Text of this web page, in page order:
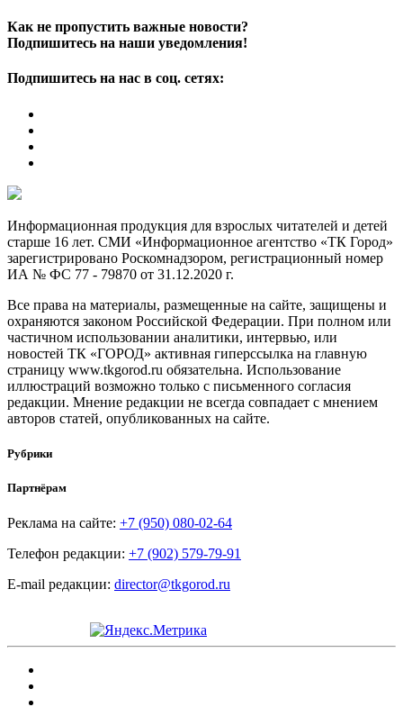
Как не пропустить важные новости?
Подпишитесь на наши уведомления!
Подпишитесь на нас в соц. сетях:
Информационная продукция для взрослых читателей и детей
старше 16 лет. СМИ «Информационное агентство «ТК Город»
зарегистрировано Роскомнадзором, регистрационный номер
ИА № ФС 77 - 79870 от 31.12.2020 г.
Все права на материалы, размещенные на сайте, защищены и
охраняются законом Российской Федерации. При полном или
частичном использовании аналитики, интервью, или
новостей ТК «ГОРОД» активная гиперссылка на главную
страницу www.tkgorod.ru обязательна. Использование
иллюстраций возможно только с письменного согласия
редакции. Мнение редакции не всегда совпадает с мнением
авторов статей, опубликованных на сайте.
Рубрики
Партнёрам
Реклама на сайте: +7 (950) 080-02-64
Телефон редакции: +7 (902) 579-79-91
E-mail редакции: director@tkgorod.ru